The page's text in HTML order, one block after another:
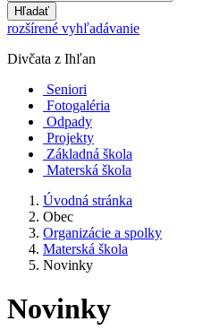
Hľadať
rozšírené vyhľadávanie
Divčata z Ihľan
Seniori
Fotogaléria
Odpady
Projekty
Základná škola
Materská škola
Úvodná stránka
Obec
Organizácie a spolky
Materská škola
Novinky
Novinky